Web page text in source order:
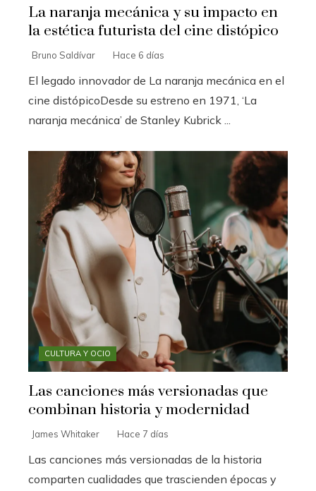
La naranja mecánica y su impacto en
la estética futurista del cine distópico
Bruno Saldívar Hace 6 días
El legado innovador de La naranja mecánica en el
cine distópicoDesde su estreno en 1971, ‘La
naranja mecánica’ de Stanley Kubrick ...
CULTURA Y OCIO
Las canciones más versionadas que
combinan historia y modernidad
James Whitaker Hace 7 días
Las canciones más versionadas de la historia
comparten cualidades que trascienden épocas y